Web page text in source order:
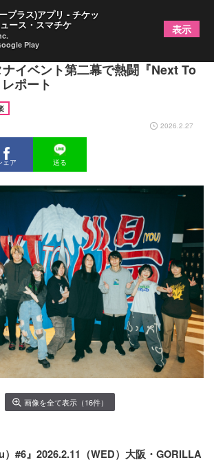
トリエ×PEDRO＝予測不可能な3
イベント第二幕で熱闘『Next To
ポート
2026.2.27
ェア 送る
画像を全て表示（16件）
）#6』2026.2.11（WED）大阪・GORILLA
プラス)アプリ - チケッ
ース・スマチケ
Play
表示